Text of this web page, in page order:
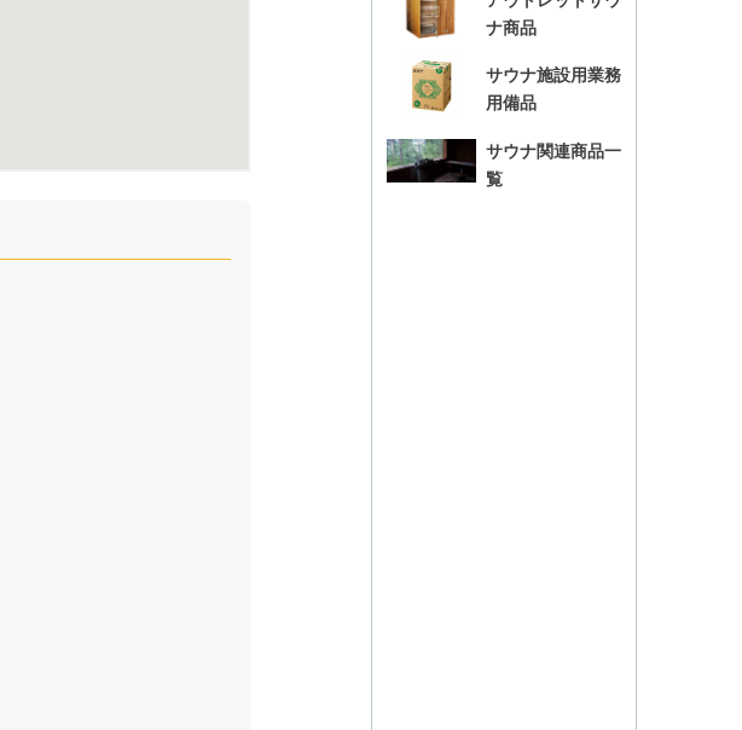
ナ商品
サウナ施設用業務
用備品
サウナ関連商品一
覧